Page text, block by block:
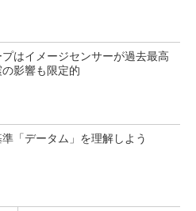
はイメージセンサーが過去最高
影響も限定的
「データム」を理解しよう